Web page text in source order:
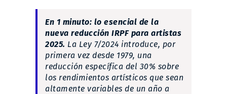
cómo
tributan
menos
músicos,
y
artistas
En 1 minuto: lo esencial de la
nueva reducción IRPF para artistas
2025. La Ley 7/2024 introduce, por
primera vez desde 1979, una
reducción específica del 30% sobre
los rendimientos artísticos que sean
altamente variables de un año a